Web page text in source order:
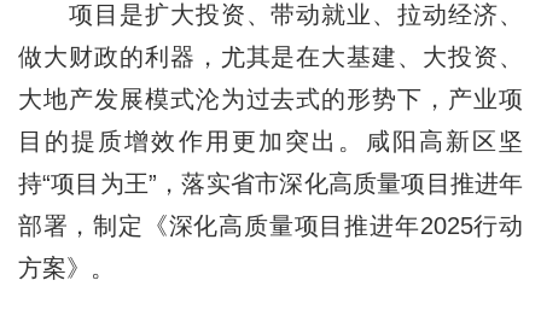
项目是扩大投资、带动就业、拉动经济、
做大财政的利器，尤其是在大基建、大投资、
大地产发展模式沦为过去式的形势下，产业项
目的提质增效作用更加突出。咸阳高新区坚
持“项目为王”，落实省市深化高质量项目推进年
部署，制定《深化高质量项目推进年2025行动
方案》。